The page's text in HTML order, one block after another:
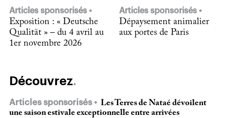
Articles sponsorisés
Exposition : « Deutsche
Qualität » – du 4 avril au
1er novembre 2026
Articles sponsorisés
Dépaysement animalier
aux portes de Paris
Découvrez
Articles sponsorisés
Les Terres de Nataé dévoilent
une saison estivale exceptionnelle entre arrivées